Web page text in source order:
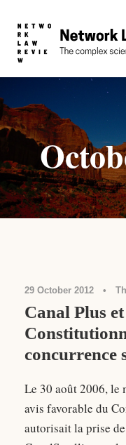
29 October 2012 •
Canal Plus
concurrence
Le 30 août 2006, le
avis favorable du
autorisait la prise